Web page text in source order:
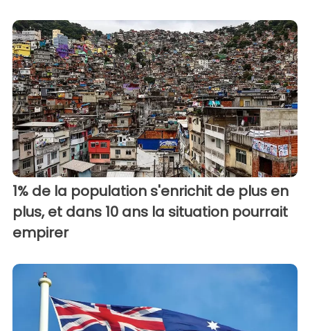
1% de la population s'enrichit de plus en
plus, et dans 10 ans la situation pourrait
empirer